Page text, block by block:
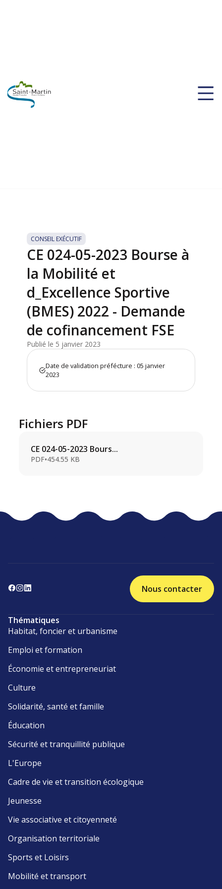
CONSEIL EXÉCUTIF
CE 024-05-2023 Bourse à
la Mobilité et
d_Excellence Sportive
(BMES) 2022 - Demande
de cofinancement FSE
Publié le 5 janvier 2023
Date de validation préfécture : 05 janvier
2023
Fichiers PDF
CE 024-05-2023 Bours...
PDF•454.55 KB
Nous contacter
Thématiques
Habitat, foncier et urbanisme
Emploi et formation
Économie et entrepreneuriat
Culture
Solidarité, santé et famille
Éducation
Sécurité et tranquillité publique
L'Europe
Cadre de vie et transition écologique
Jeunesse
Vie associative et citoyenneté
Organisation territoriale
Sports et Loisirs
Mobilité et transport